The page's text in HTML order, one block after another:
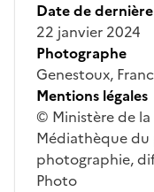
Date de
22 janvier 2024
Photographe
Genestoux,
Mentions légales
© Ministère de la
Médiathèque
photographie,
Photo